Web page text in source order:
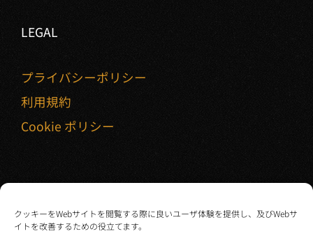
クッキーをWebサイトを閲覧する際に良いユーザ体験を提供し、及びWebサ
イトを改善するための役立てます。
LEGAL
プライバシーポリシー
利用規約
Cookie ポリシー